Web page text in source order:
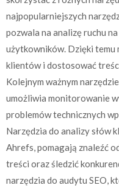
najpopularniejszych
pozwala na analizę ruchu
użytkowników. Dzięki temu
klientów i dostosować
Kolejnym ważnym
umożliwia monitorowanie
problemów technicznych
Narzędzia do analizy słów
Ahrefs, pomagają znaleźć
treści oraz śledzić
narzędzia do audytu SEO,